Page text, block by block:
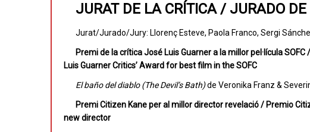
JURAT DE LA CRÍTICA / JURADO
Jurat/Jurado/Jury: Llorenç Esteve, Paola Franco, Sergi
Premi de la crítica José Luis Guarner a la millor pel·lícula
Luis Guarner Critics’ Award for best film in the SOFC
El baño del diablo (The Devil’s Bath)de Veronika Franz &
Premi Citizen Kane per al millor director revelació / Premio
new director